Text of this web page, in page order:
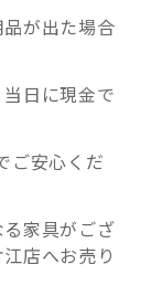
が出た場合
日に現金で
ご安心くだ
家具がござ
店へお売り